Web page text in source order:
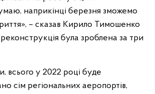
наприкінці березня зможемо
– сказав Кирило Тимошенко
була зроблена за три
всього у 2022 році буде
сім регіональних аеропортів,